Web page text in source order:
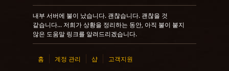
내부 서버에 불이 났습니다. 괜찮습니다. 괜찮을 것
같습니다... 저희가 상황을 정리하는 동안, 아직 불이 붙지
않은 도움말 링크를 알려드리겠습니다.
홈 계정 관리 샵 고객지원